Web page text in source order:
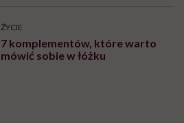
ŻYCIE
7 komplementów, które warto
mówić sobie w łóżku